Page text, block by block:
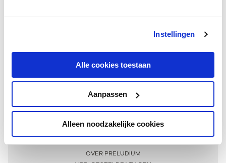
Instellingen
Alle cookies toestaan
Aanpassen
Alleen noodzakelijke cookies
Meer informatie
OVER PRELUDIUM